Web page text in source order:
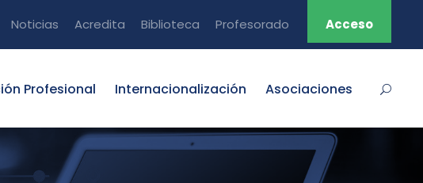
Noticias Acredita Biblioteca Profesorado Acceso
Profesional Internacionalización Asociaciones